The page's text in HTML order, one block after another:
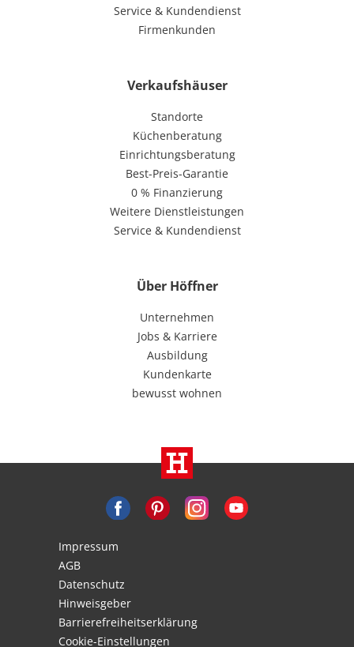
Service & Kundendienst
Firmenkunden
Verkaufshäuser
Standorte
Küchenberatung
Einrichtungsberatung
Best-Preis-Garantie
0 % Finanzierung
Weitere Dienstleistungen
Service & Kundendienst
Über Höffner
Unternehmen
Jobs & Karriere
Ausbildung
Kundenkarte
bewusst wohnen
Impressum
AGB
Datenschutz
Hinweisgeber
Barrierefreiheitserklärung
Cookie-Einstellungen